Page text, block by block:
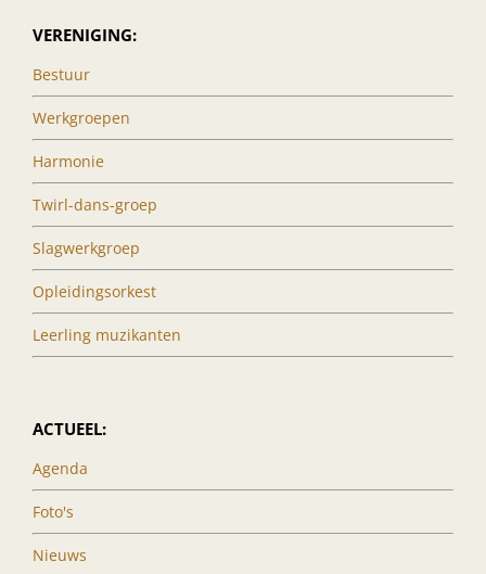
VERENIGING:
Bestuur
Werkgroepen
Harmonie
Twirl-dans-groep
Slagwerkgroep
Opleidingsorkest
Leerling muzikanten
ACTUEEL:
Agenda
Foto's
Nieuws